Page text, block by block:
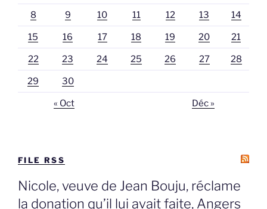
8 9 10 11 12 13 14
15 16 17 18 19 20 21
22 23 24 25 26 27 28
29 30
« Oct Déc »
FILE RSS
Nicole, veuve de Jean Bouju, réclame
la donation qu’il lui avait faite, Angers